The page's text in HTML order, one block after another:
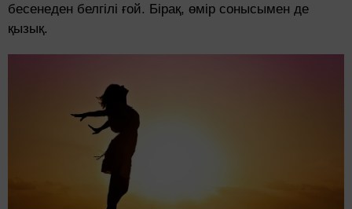
бесенеден белгілі ғой. Бірақ, өмір сонысымен де
қызық.